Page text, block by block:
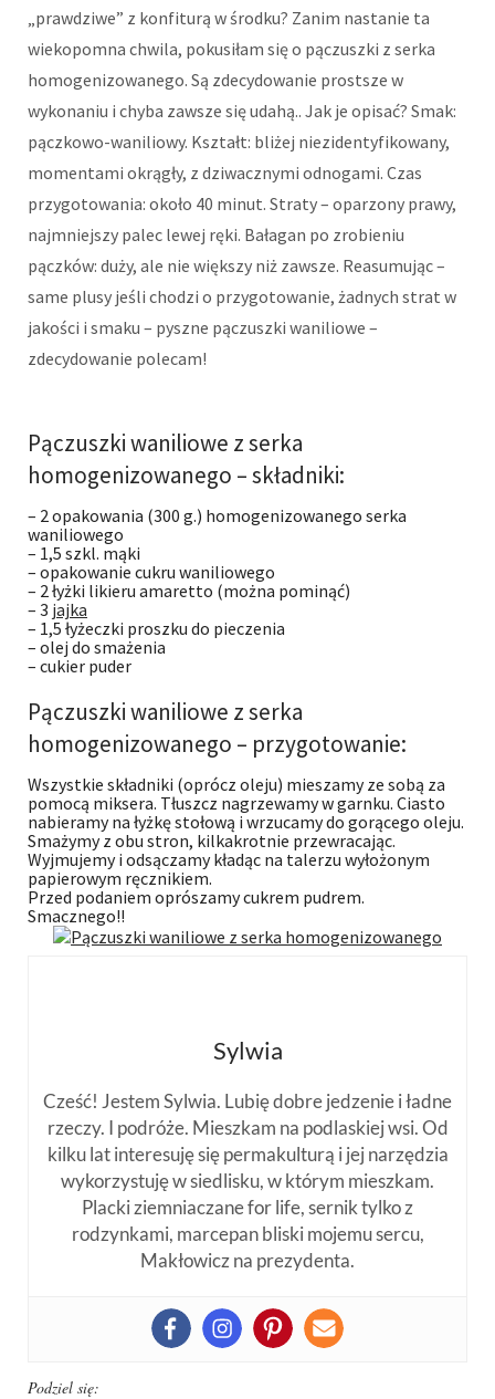
„prawdziwe” z konfiturą w środku? Zanim nastanie ta
wiekopomna chwila, pokusiłam się o pączuszki z serka
homogenizowanego. Są zdecydowanie prostsze w
wykonaniu i chyba zawsze się udahą.. Jak je opisać? Smak:
pączkowo-waniliowy. Kształt: bliżej niezidentyfikowany,
momentami okrągły, z dziwacznymi odnogami. Czas
przygotowania: około 40 minut. Straty – oparzony prawy,
najmniejszy palec lewej ręki. Bałagan po zrobieniu
pączków: duży, ale nie większy niż zawsze. Reasumując –
same plusy jeśli chodzi o przygotowanie, żadnych strat w
jakości i smaku – pyszne pączuszki waniliowe –
zdecydowanie polecam!
Pączuszki waniliowe z serka
homogenizowanego – składniki:
– 2 opakowania (300 g.) homogenizowanego serka
waniliowego
– 1,5 szkl. mąki
– opakowanie cukru waniliowego
– 2 łyżki likieru amaretto (można pominąć)
– 3 jajka
– 1,5 łyżeczki proszku do pieczenia
– olej do smażenia
– cukier puder
Pączuszki waniliowe z serka
homogenizowanego – przygotowanie:
Wszystkie składniki (oprócz oleju) mieszamy ze sobą za
pomocą miksera. Tłuszcz nagrzewamy w garnku. Ciasto
nabieramy na łyżkę stołową i wrzucamy do gorącego oleju.
Smażymy z obu stron, kilkakrotnie przewracając.
Wyjmujemy i odsączamy kładąc na talerzu wyłożonym
papierowym ręcznikiem.
Przed podaniem oprószamy cukrem pudrem.
Smacznego!!
Sylwia
Cześć! Jestem Sylwia. Lubię dobre jedzenie i ładne
rzeczy. I podróże. Mieszkam na podlaskiej wsi. Od
kilku lat interesuję się permakulturą i jej narzędzia
wykorzystuję w siedlisku, w którym mieszkam.
Placki ziemniaczane for life, sernik tylko z
rodzynkami, marcepan bliski mojemu sercu,
Makłowicz na prezydenta.
Podziel się: